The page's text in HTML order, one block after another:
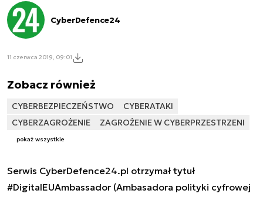
CyberDefence24
11 czerwca 2019, 09:01
Zobacz również
CYBERBEZPIECZEŃSTWO
CYBERATAKI
CYBERZAGROŻENIE
ZAGROŻENIE W CYBERPRZESTRZENI
pokaż wszystkie
Serwis CyberDefence24.pl otrzymał tytuł
#DigitalEUAmbassador (Ambasadora polityki cyfrowej